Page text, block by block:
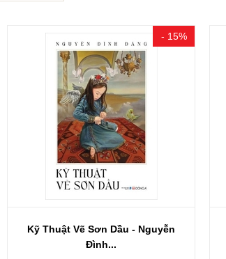
- 15%
Kỹ Thuật Vẽ Sơn Dầu - Nguyễn
Đình...